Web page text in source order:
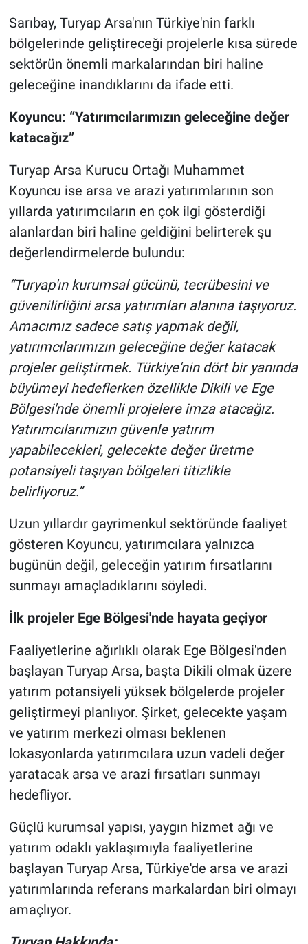
Sarıbay, Turyap Arsa'nın Türkiye'nin farklı
bölgelerinde geliştireceği projelerle kısa sürede
sektörün önemli markalarından biri haline
geleceğine inandıklarını da ifade etti.
Koyuncu: “Yatırımcılarımızın geleceğine değer
katacağız”
Turyap Arsa Kurucu Ortağı Muhammet
Koyuncu ise arsa ve arazi yatırımlarının son
yıllarda yatırımcıların en çok ilgi gösterdiği
alanlardan biri haline geldiğini belirterek şu
değerlendirmelerde bulundu:
“Turyap'ın kurumsal gücünü, tecrübesini ve
güvenilirliğini arsa yatırımları alanına taşıyoruz.
Amacımız sadece satış yapmak değil,
yatırımcılarımızın geleceğine değer katacak
projeler geliştirmek. Türkiye'nin dört bir yanında
büyümeyi hedeflerken özellikle Dikili ve Ege
Bölgesi'nde önemli projelere imza atacağız.
Yatırımcılarımızın güvenle yatırım
yapabilecekleri, gelecekte değer üretme
potansiyeli taşıyan bölgeleri titizlikle
belirliyoruz.”
Uzun yıllardır gayrimenkul sektöründe faaliyet
gösteren Koyuncu, yatırımcılara yalnızca
bugünün değil, geleceğin yatırım fırsatlarını
sunmayı amaçladıklarını söyledi.
İlk projeler Ege Bölgesi'nde hayata geçiyor
Faaliyetlerine ağırlıklı olarak Ege Bölgesi'nden
başlayan Turyap Arsa, başta Dikili olmak üzere
yatırım potansiyeli yüksek bölgelerde projeler
geliştirmeyi planlıyor. Şirket, gelecekte yaşam
ve yatırım merkezi olması beklenen
lokasyonlarda yatırımcılara uzun vadeli değer
yaratacak arsa ve arazi fırsatları sunmayı
hedefliyor.
Güçlü kurumsal yapısı, yaygın hizmet ağı ve
yatırım odaklı yaklaşımıyla faaliyetlerine
başlayan Turyap Arsa, Türkiye'de arsa ve arazi
yatırımlarında referans markalardan biri olmayı
amaçlıyor.